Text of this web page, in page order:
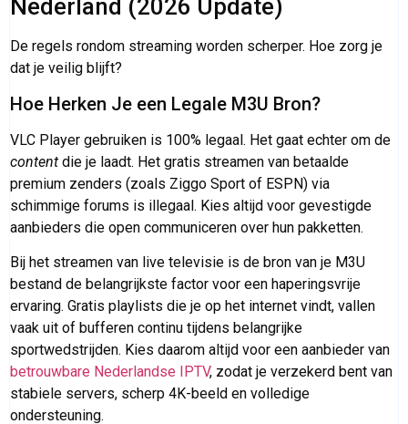
Nederland (2026 Update)
De regels rondom streaming worden scherper. Hoe zorg je
dat je veilig blijft?
Hoe Herken Je een Legale M3U Bron?
VLC Player gebruiken is 100% legaal. Het gaat echter om de
content die je laadt. Het gratis streamen van betaalde
premium zenders (zoals Ziggo Sport of ESPN) via
schimmige forums is illegaal. Kies altijd voor gevestigde
aanbieders die open communiceren over hun pakketten.
Bij het streamen van live televisie is de bron van je M3U
bestand de belangrijkste factor voor een haperingsvrije
ervaring. Gratis playlists die je op het internet vindt, vallen
vaak uit of bufferen continu tijdens belangrijke
sportwedstrijden. Kies daarom altijd voor een aanbieder van
betrouwbare Nederlandse IPTV, zodat je verzekerd bent van
stabiele servers, scherp 4K-beeld en volledige
ondersteuning.